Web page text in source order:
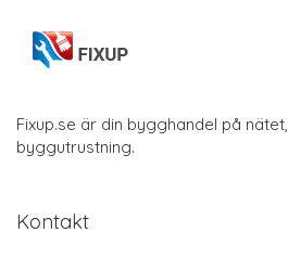
Fixup.se är din bygghandel på
byggutrustning.
Kontakt